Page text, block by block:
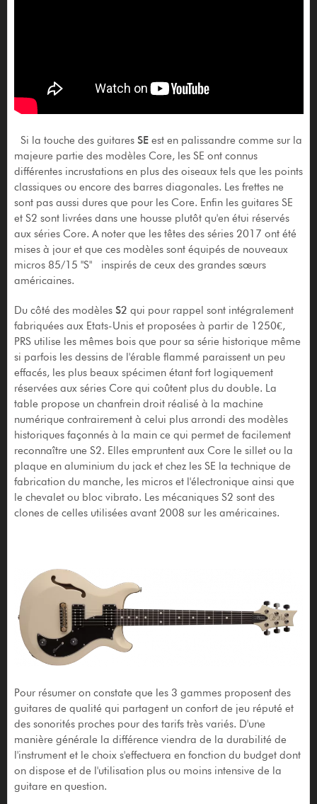
Si la touche des guitares SEest en palissandre comme sur la
majeure partie des modèles Core, les SE ont connus
différentes incrustations en plus des oiseaux tels que les points
classiques ou encore des barres diagonales. Les frettes ne
sont pas aussi dures que pour les Core. Enfin les guitares SE
et S2 sont livrées dans une housse plutôt qu'en étui réservés
aux séries Core. A noter que les têtes des séries 2017 ont été
mises à jour et que ces modèles sont équipés de nouveaux
micros 85/15 "S" inspirés de ceux des grandes sœurs
américaines.
Du côté des modèles S2 qui pour rappel sont intégralement
fabriquées aux Etats-Unis et proposées à partir de 1250€,
PRS utilise les mêmes bois que pour sa série historique même
si parfois les dessins de l'érable flammé paraissent un peu
effacés, les plus beaux spécimen étant fort logiquement
réservées aux séries Core qui coûtent plus du double. La
table propose un chanfrein droit réalisé à la machine
numérique contrairement à celui plus arrondi des modèles
historiques façonnés à la main ce qui permet de facilement
reconnaître une S2. Elles empruntent aux Core le sillet ou la
plaque en aluminium du jack et chez les SE la technique de
fabrication du manche, les micros et l'électronique ainsi que
le chevalet ou bloc vibrato. Les mécaniques S2 sont des
clones de celles utilisées avant 2008 sur les américaines.
Pour résumer on constate que les 3 gammes proposent des
guitares de qualité qui partagent un confort de jeu réputé et
des sonorités proches pour des tarifs très variés. D'une
manière générale la différence viendra de la durabilité de
l'instrument et le choix s'effectuera en fonction du budget dont
on dispose et de l'utilisation plus ou moins intensive de la
guitare en question.